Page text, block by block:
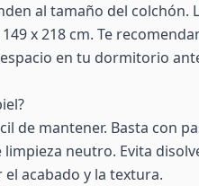
al tamaño del colchón.
x 218 cm. Te
en tu dormitorio
de mantener. Basta con
neutro. Evita
acabado y la textura.